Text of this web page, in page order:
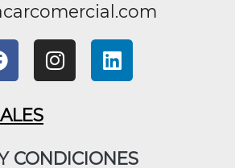
I
n
g
L
i
d
CONDICIONES